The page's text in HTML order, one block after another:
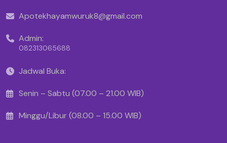
Apotekhayamwuruk8@gmail.com
Admin:
082313065688
Jadwal Buka:
Senin – Sabtu (07.00 – 21.00 WIB)
Minggu/Libur (08.00 – 15.00 WIB)